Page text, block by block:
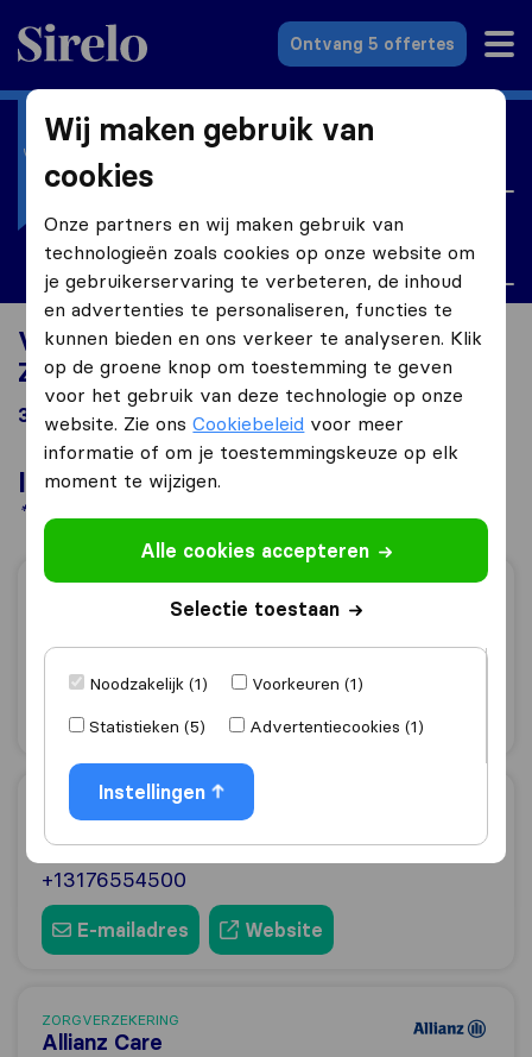
Sirelo.nl
Ontvang 5 offertes
Ik ga verhuizen naar
Nederland
Ik ben op zoek naar
Zorgverzekering
Verhuizen naar Nederland op zoek naar
Zorgverzekering
36 resultaten
In de spotlights
*Gesponsord
Pacific Prime
+852 2588 0190
E-mailadres Website
ZORGVERZEKERING
International Medical Group, Inc.
+13176554500
E-mailadres Website
ZORGVERZEKERING
Allianz Care
Wij maken gebruik van
cookies
Onze partners en wij maken gebruik van
technologieën zoals cookies op onze website om
je gebruikerservaring te verbeteren, de inhoud
en advertenties te personaliseren, functies te
kunnen bieden en ons verkeer te analyseren. Klik
op de groene knop om toestemming te geven
voor het gebruik van deze technologie op onze
website. Zie onsCookiebeleid voor meer
informatie of om je toestemmingskeuze op elk
moment te wijzigen.
Alle cookies accepteren
Selectie toestaan
Noodzakelijk (1)
Voorkeuren (1)
Statistieken (5)
Advertentiecookies (1)
Instellingen